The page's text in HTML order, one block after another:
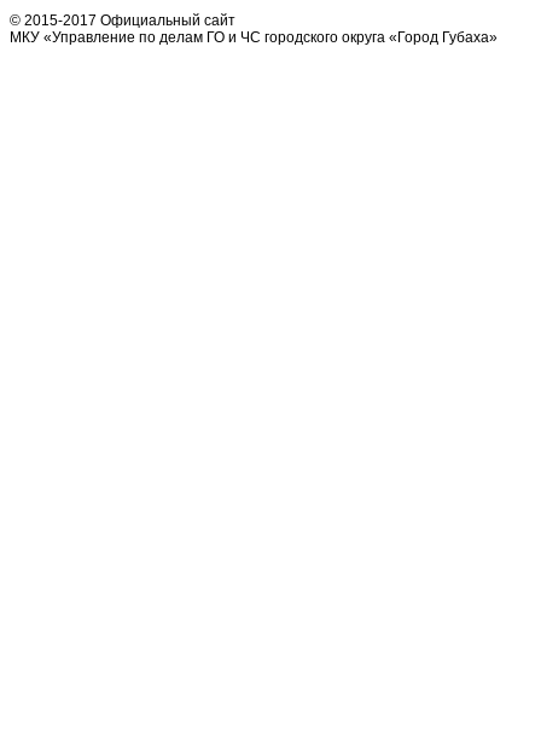
© 2015-2017 Официальный сайт
МКУ «Управление по делам ГО и ЧС городского округа «Город Губаха»